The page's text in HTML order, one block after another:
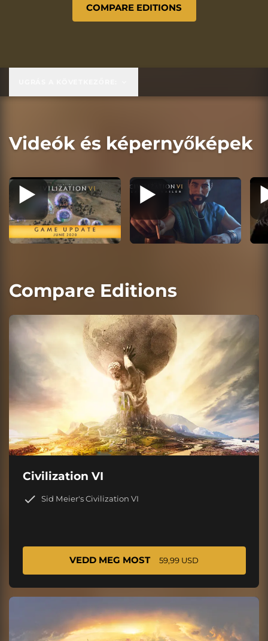
COMPARE EDITIONS
Videók és képernyőképek
Compare Editions
Civilization VI
Sid Meier's Civilization VI
VEDD MEG MOST 59,99 USD